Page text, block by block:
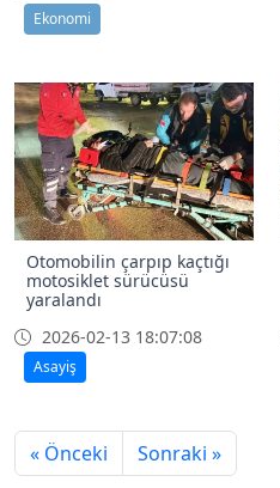
Ekonomi
Otomobilin çarpıp kaçtığı
motosiklet sürücüsü
yaralandı
2026-02-13 18:07:08
Asayiş
« Önceki Sonraki »